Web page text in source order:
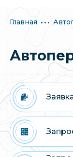
Главная